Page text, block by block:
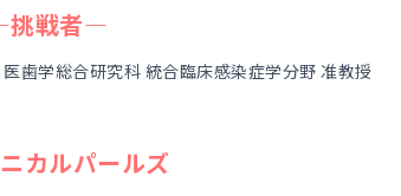
戦者―
歯学総合研究科 統合臨床感染症学分野 准教授
カルパールズ